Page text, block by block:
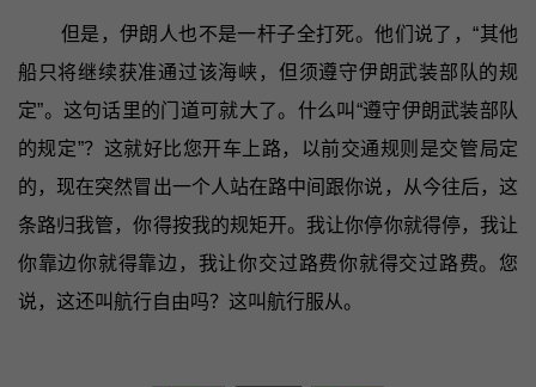
但是，伊朗人也不是一杆子全打死。他们说了，“其他
船只将继续获准通过该海峡，但须遵守伊朗武装部队的规
定”。这句话里的门道可就大了。什么叫“遵守伊朗武装部队
的规定”？这就好比您开车上路，以前交通规则是交管局定
的，现在突然冒出一个人站在路中间跟你说，从今往后，这
条路归我管，你得按我的规矩开。我让你停你就得停，我让
你靠边你就得靠边，我让你交过路费你就得交过路费。您
说，这还叫航行自由吗？这叫航行服从。